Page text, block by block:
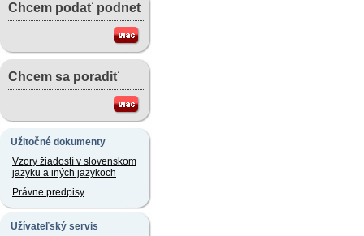
Chcem podať podnet
Chcem sa poradiť
Užitočné dokumenty
Vzory žiadostí v slovenskom
jazyku a iných jazykoch
Právne predpisy
Užívateľský servis